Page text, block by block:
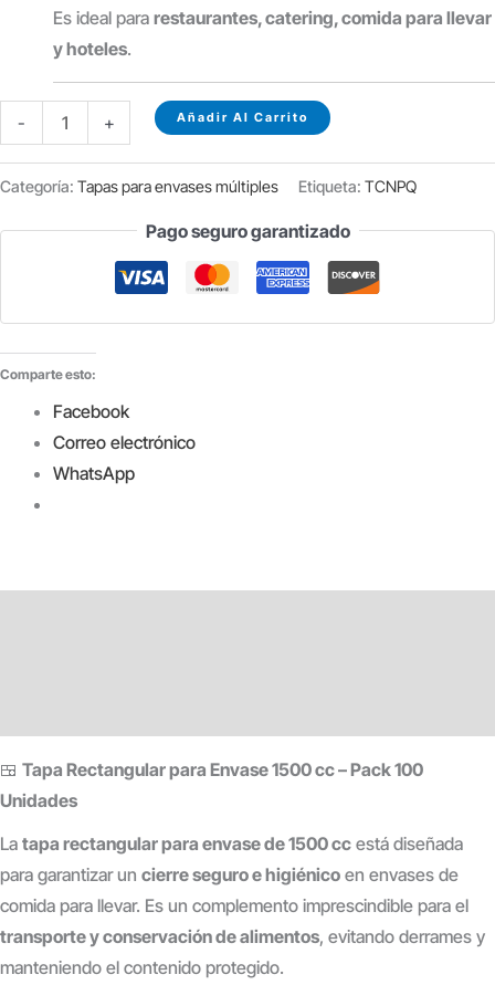
Es ideal para restaurantes, catering, comida para llevar
y hoteles.
-
RECTANGULAR
1500
B/100U
+ Añadir Al Carrito
Categoría: Tapas para envases múltiples Etiqueta: TCNPQ
Pago seguro garantizado
Comparte esto:
Facebook
Correo electrónico
WhatsApp
🍱 Tapa Rectangular para Envase 1500 cc – Pack 100
Unidades
La tapa rectangular para envase de 1500 cc está diseñada
para garantizar un cierre seguro e higiénico en envases de
comida para llevar. Es un complemento imprescindible para el
transporte y conservación de alimentos, evitando derrames y
manteniendo el contenido protegido.